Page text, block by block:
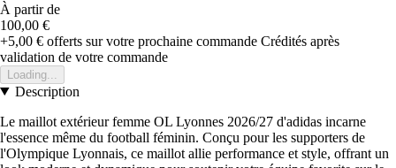
À partir de
100,00 €
+5,00 € offerts sur votre prochaine commande Crédités après
validation de votre commande
Loading...
Description
Le maillot extérieur femme OL Lyonnes 2026/27 d'adidas incarne
l'essence même du football féminin. Conçu pour les supporters de
l'Olympique Lyonnais, ce maillot allie performance et style, offrant un